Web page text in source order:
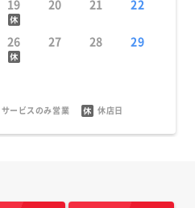
19 20 21 22
26 27 28 29
サービスのみ営業 休店日